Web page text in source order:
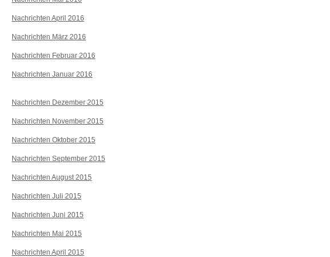
Nachrichten April 2016
Nachrichten März 2016
Nachrichten Februar 2016
Nachrichten Januar 2016
Nachrichten Dezember 2015
Nachrichten November 2015
Nachrichten Oktober 2015
Nachrichten September 2015
Nachrichten August 2015
Nachrichten Juli 2015
Nachrichten Juni 2015
Nachrichten Mai 2015
Nachrichten April 2015